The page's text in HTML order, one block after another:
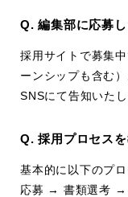
Q. 編集部に応募
採用サイトで募集
ーンシップも含む
SNSにて告知いた
Q. 採用プロセスを
基本的に以下のプロ
応募 → 書類選考 →